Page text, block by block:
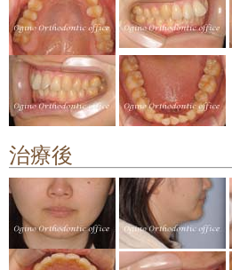
治療後
部分的歯列矯正
顎関節症の治療
料金について
矯正治療のリスクや副作用について